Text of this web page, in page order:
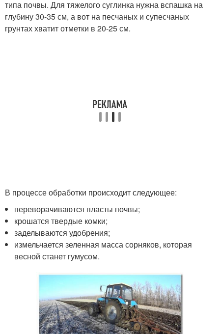
типа почвы. Для тяжелого суглинка нужна вспашка на
глубину 30-35 см, а вот на песчаных и супесчаных
грунтах хватит отметки в 20-25 см.
В процессе обработки происходит следующее:
переворачиваются пласты почвы;
крошатся твердые комки;
заделываются удобрения;
измельчается зеленная масса сорняков, которая
весной станет гумусом.